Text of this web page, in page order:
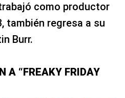
como productor
también regresa a su
Burr.
A “FREAKY FRIDAY